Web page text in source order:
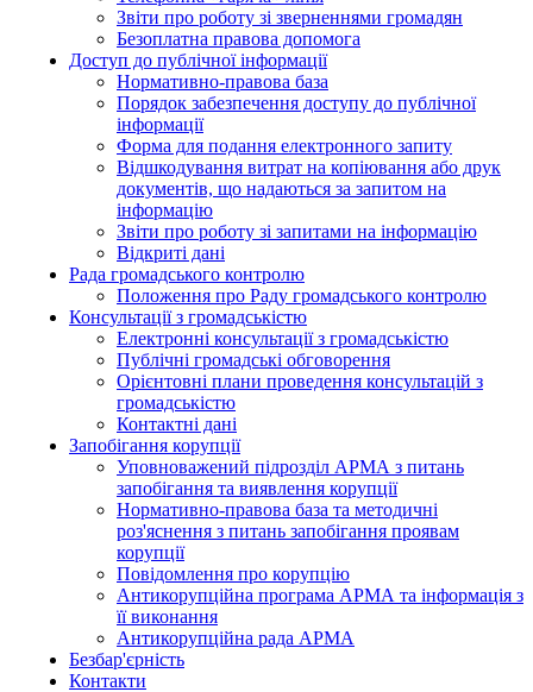
Звіти про роботу зі зверненнями громадян
Безоплатна правова допомога
Доступ до публічної інформації
Нормативно-правова база
Порядок забезпечення доступу до публічної
інформації
Форма для подання електронного запиту
Відшкодування витрат на копіювання або друк
документів, що надаються за запитом на
інформацію
Звіти про роботу зі запитами на інформацію
Відкриті дані
Рада громадського контролю
Положення про Раду громадського контролю
Консультації з громадськістю
Електронні консультації з громадськістю
Публічні громадські обговорення
Орієнтовні плани проведення консультацій з
громадськістю
Контактні дані
Запобігання корупції
Уповноважений підрозділ АРМА з питань
запобігання та виявлення корупції
Нормативно-правова база та методичні
роз'яснення з питань запобігання проявам
корупції
Повідомлення про корупцію
Антикорупційна програма АРМА та інформація з
її виконання
Антикорупційна рада АРМА
Безбар'єрність
Контакти